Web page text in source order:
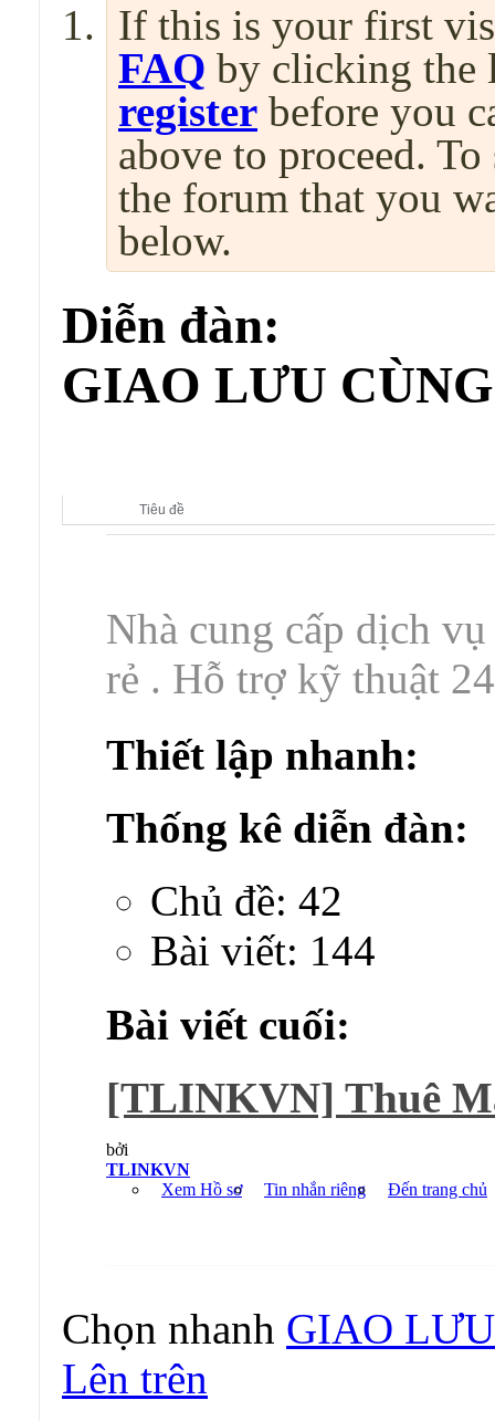
If this is your first
FAQ by clicking the
register before you
above to proceed.
the forum that you
below.
Diễn đàn:
GIAO LƯU
Tiêu đề
Nhà cung cấp dịch
rẻ . Hỗ trợ kỹ thuật
Thiết lập nhanh:
Thống kê diễn đàn:
Chủ đề: 42
Bài viết: 144
Bài viết cuối:
[TLINKVN] Thuê
bởi
TLINKVN
Xem Hồ sơ
Tin nhắn riêng Đến trang chủ
Chọn nhanh GIAO
Lên trên